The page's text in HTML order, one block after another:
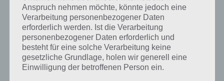
Anspruch nehmen möchte, könnte jedoch eine
Verarbeitung personenbezogener Daten
erforderlich werden. Ist die Verarbeitung
personenbezogener Daten erforderlich und
besteht für eine solche Verarbeitung keine
gesetzliche Grundlage, holen wir generell eine
Einwilligung der betroffenen Person ein.